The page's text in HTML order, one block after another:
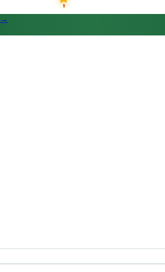
→